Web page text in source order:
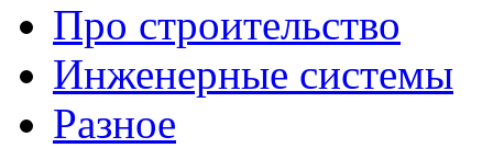
Про строительство
Инженерные системы
Разное